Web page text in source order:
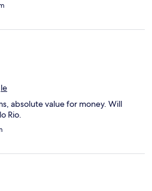
absolute value for money. Will
Rio.